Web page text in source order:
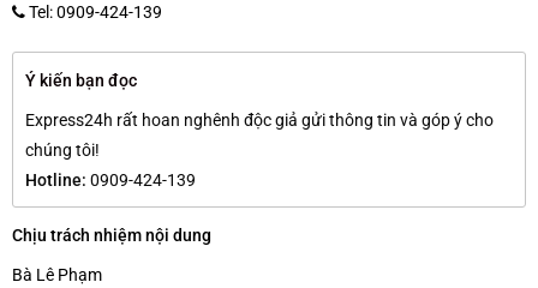
Tel: 0909-424-139
Ý kiến bạn đọc
Express24h rất hoan nghênh độc giả gửi thông tin và góp ý cho
chúng tôi!
Hotline: 0909-424-139
Chịu trách nhiệm nội dung
Bà Lê Phạm